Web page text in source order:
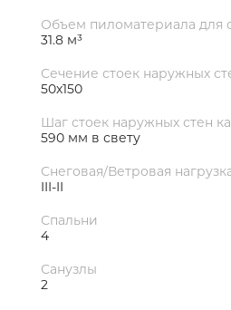
Объем пиломатериала для
31.8 м³
Сечение стоек наружных
50х150
Шаг стоек наружных стен
590 мм в свету
Снеговая/Ветровая
III-II
Спальни
4
Санузлы
2